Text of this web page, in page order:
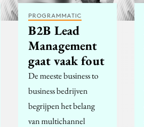
PROGRAMMATIC
B2B Lead
Management
gaat vaak fout
De meeste business to
business bedrijven
begrijpen het belang
van multichannel